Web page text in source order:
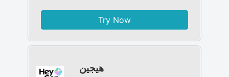
Try Now
هيجين